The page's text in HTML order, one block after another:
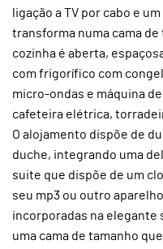
ligação a TV por cabo e
transforma numa cama
cozinha é aberta,
com frigorífico com
micro-ondas e máquina
cafeteira elétrica,
O alojamento dispõe de
duche, integrando uma
suite que dispõe de um
seu mp3 ou outro
incorporadas na elegante
uma cama de tamanho